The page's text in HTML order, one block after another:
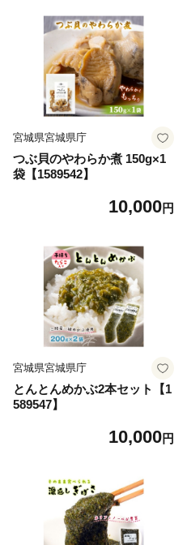
宮城県宮城県庁
つぶ貝のやわらか煮 150g×1
袋【1589542】
10,000円
宮城県宮城県庁
とんとんめかぶ2本セット【1
589547】
10,000円